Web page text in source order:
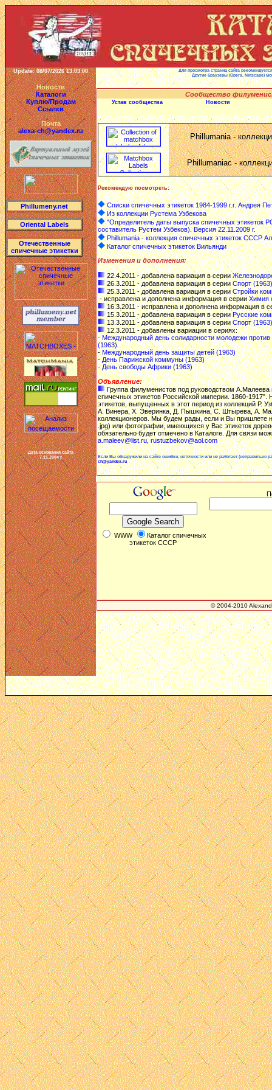
Update:08/07/2026 13:03:00
Новости
Каталоги
Куплю/Продам
Ссылки
Почта
alexa-ch@yandex.ru
Phillumeny.net
Oriental Labels
Отечественные
спичечные этикетки
Дата основания сайта
7.11.2004 г.
Для просмотра страниц сайта
Другие браузеры (Opera, Netscape)
Сообщество
Устав сообщества Новости
Phillumania -
Phillumaniac -
Рекомендую посмотреть:
Списки спичечных этикеток 1984-1999 г.г. Андрея
Из коллекции Рустема Узбекова
"Определитель даты выпуска спичечных
составитель Рустем Узбеков). Версия 22.11.2009 г.
Phillumania - коллекция спичечных этикеток СССР
Каталог спичечных этикеток Вильянди
Изменения и дополнения:
22.4.2011 - добавлена вариация в серии
26.3.2011 - добавлена вариация в серииСпорт (1963)
25.3.2011 - добавлена вариация в серииСтройки
- исправлена и дополнена информация в серииХимия
16.3.2011 - исправлена и дополнена информация в
15.3.2011 - добавлена вариация в серииРусские
13.3.2011 - добавлена вариация в серииСпорт (1963)
12.3.2011 - добавлены вариации в сериях:
-Международный день солидарности молодежи
(1963)
-Международный день защиты детей (1963)
-День Парижской коммуны (1963)
-День свободы Африки (1963)
Объявление:
Группа филуменистов под руководством А.Малеева
спичечных этикетов Российской империи. 1860-
этикетов, выпущенных в этот период из коллекций Р.
А. Винера, Х. Эверинка, Д. Пышкина, С. Штырева, А.
коллекционеров. Мы будем рады, если и Вы пришлете
.jpg) или фотографии, имеющихся у Вас этикеток
обязательно будет отмечено в Каталоге. Для связи
a.maleev@list.ru,rustuzbekov@aol.com
Если Вы обнаружили на сайте ошибки, неточности или не работает (неправильно
ch@yandex.ru
WWW
Каталог спичечных
этикеток СССР
© 2004-2010